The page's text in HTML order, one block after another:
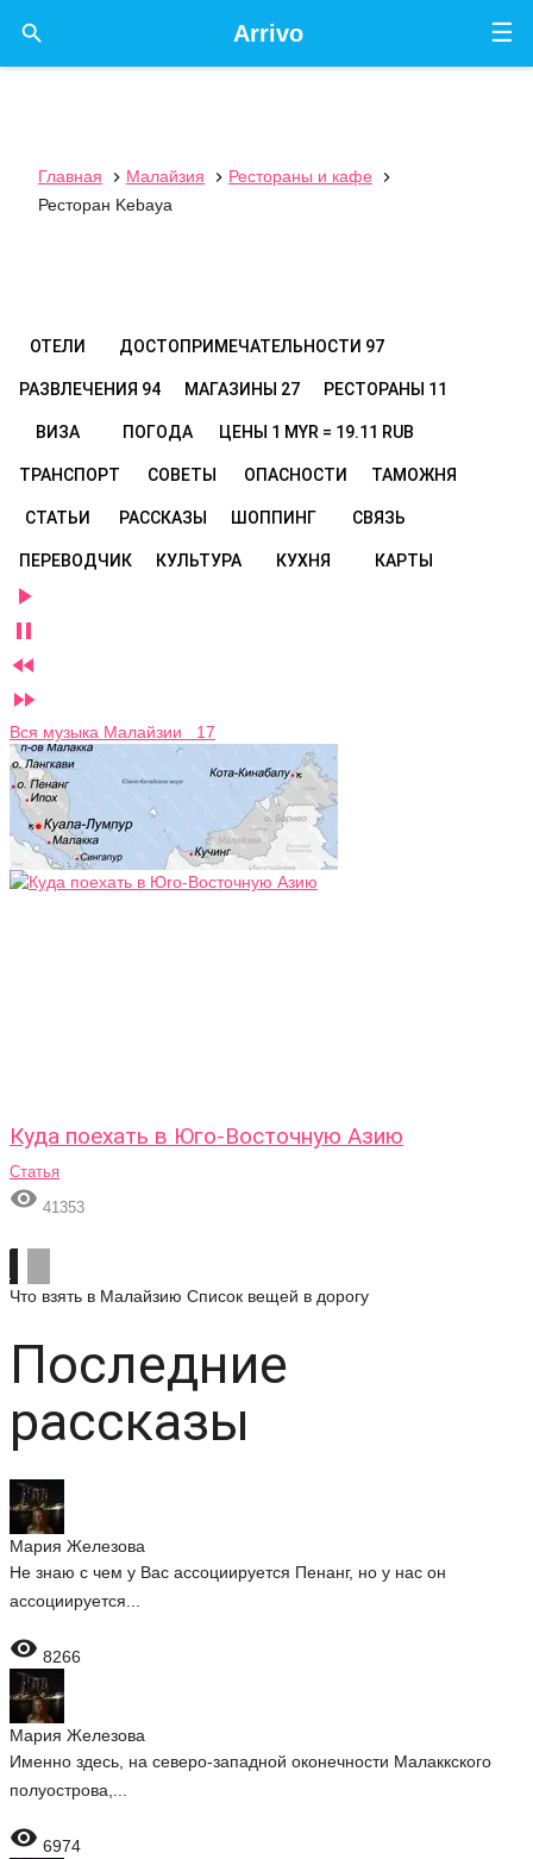
☰
Arrivo

Главная  Малайзия  Рестораны и кафе

Ресторан Kebaya
ОТЕЛИ ДОСТОПРИМЕЧАТЕЛЬНОСТИ 97
РАЗВЛЕЧЕНИЯ 94 МАГАЗИНЫ 27 РЕСТОРАНЫ 11
ВИЗА ПОГОДА ЦЕНЫ 1 MYR = 19.11 RUB
ТРАНСПОРТ СОВЕТЫ ОПАСНОСТИ ТАМОЖНЯ
СТАТЬИ РАССКАЗЫ ШОППИНГ СВЯЗЬ
ПЕРЕВОДЧИК КУЛЬТУРА КУХНЯ КАРТЫ




Вся музыка Малайзии 17
Куда поехать в Юго-Восточную Азию
Статья
 41353
Что взять в Малайзию Список вещей в дорогу
Последние
рассказы
Мария Железова
Не знаю с чем у Вас ассоциируется Пенанг, но у нас он
ассоциируется...
 8266
Мария Железова
Именно здесь, на северо-западной оконечности Малаккского
полуострова,...
 6974